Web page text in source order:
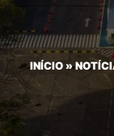
INÍCIO »